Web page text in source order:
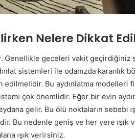
Nelere Dikkat
Genellikle geceleri vakit geçirdiğiniz
sistemleri ile odanızda karanlık
Bu aydınlatma modelleri
çok önemlidir. Eğer bir evin
gelir. Bu ölü noktaların sebebi
Bu nedenle geniş ve her yere ışık
ışık verirsiniz.